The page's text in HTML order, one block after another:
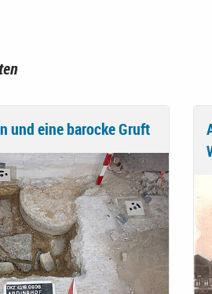
und eine barocke Gruft